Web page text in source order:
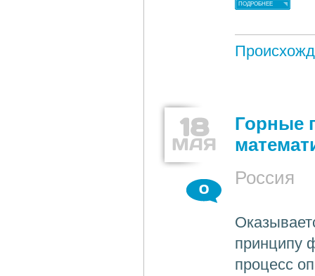
ПОДРОБНЕЕ
18
МАЯ
Горные
Россия
0
принципу
процесс